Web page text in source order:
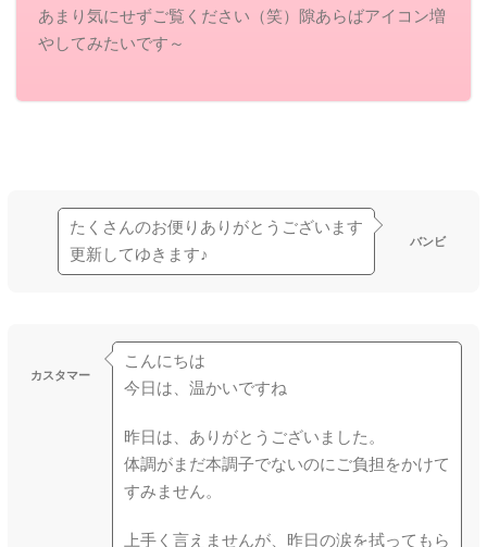
あまり気にせずご覧ください（笑）隙あらばアイコン増
やしてみたいです～
バンビ
たくさんのお便りありがとうございます
更新してゆきます♪
カスタマー
こんにちは
今日は、温かいですね
昨日は、ありがとうございました。
体調がまだ本調子でないのにご負担をかけて
すみません。
上手く言えませんが、昨日の涙を拭ってもら